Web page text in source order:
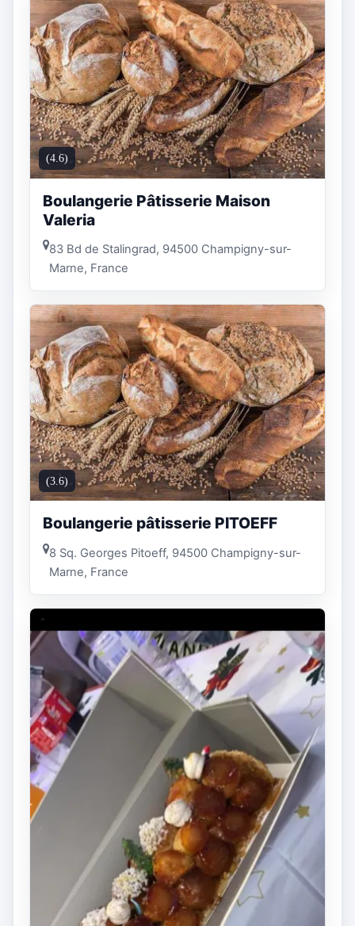
(4.6)
Boulangerie Pâtisserie Maison
Valeria
83 Bd de Stalingrad, 94500 Champigny-sur-
Marne, France
(3.6)
Boulangerie pâtisserie PITOEFF
8 Sq. Georges Pitoeff, 94500 Champigny-sur-
Marne, France